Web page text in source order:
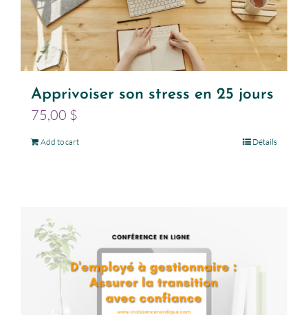
Apprivoiser son stress en 25 jours
75,00 $
Add to cart Détails